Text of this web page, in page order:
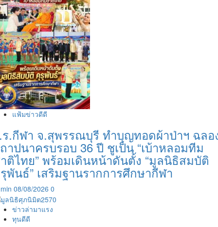
แฟ้มข่าวดีดี
ร.กีฬา จ.สุพรรณบุรี ทำบุญทอดผ้าป่าฯ ฉลอ
าปนาครบรอบ 36 ปี ชูเป็น “เบ้าหลอมทีม
ติไทย” พร้อมเดินหน้าดันตั้ง “มูลนิธิสมบัติ
พันธ์” เสริมฐานรากการศึกษากีฬา
08/08/2026 0
ข่าวล่ามาแรง
ทุนดีดี